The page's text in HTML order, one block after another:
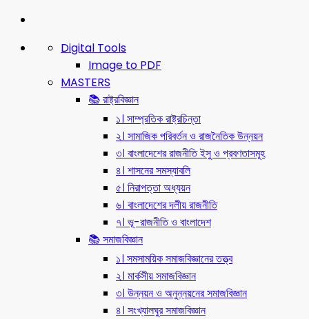
Digital Tools
Image to PDF
MASTERS
📚 রাষ্ট্রবিজ্ঞান
১। সাম্প্রতিক রাষ্ট্রচিন্তা
২। সামাজিক পরিবর্তন ও রাজনৈতিক উন্নয়ন
৩। বাংলাদেশের রাজনীতি ইসু ও প্রবণতাসমূহ
৪। শাসনের সমস্যাবলি
৫। নিরাপত্তা অধ্যয়ন
৬। বাংলাদেশের দলীয় রাজনীতি
৭। ভূ-রাজনীতি ও বাংলাদেশ
📚 সমাজবিজ্ঞান
১। সমসাময়িক সমাজবিজ্ঞানের তত্ত্ব
২। মার্কসীয় সমাজবিজ্ঞান
৩। উন্নয়ন ও অনুন্নয়নের সমাজবিজ্ঞান
৪। সংখ্যালঘুর সমাজবিজ্ঞান